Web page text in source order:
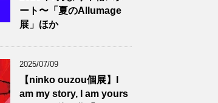
ート〜「夏のAllumage
展」ほか
2025/07/09
【ninko ouzou個展】I
am my story, I am yours